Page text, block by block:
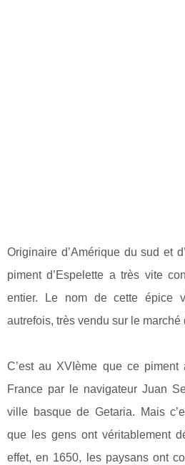
Originaire d’Amérique du sud et
piment d’Espelette a très vite
entier. Le nom de cette épice
autrefois, très vendu sur le marché
C’est au XVIème que ce piment
France par le navigateur Juan
ville basque de Getaria. Mais
que les gens ont véritablement
effet, en 1650, les paysans ont